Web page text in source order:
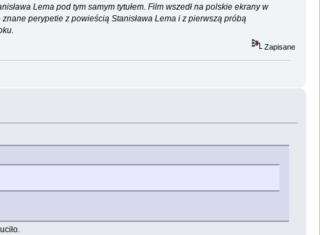
Lema pod tym samym tytułem. Film wszedł na polskie ekrany w
perypetie z powieścią Stanisława Lema i z pierwszą próbą
Zapisane